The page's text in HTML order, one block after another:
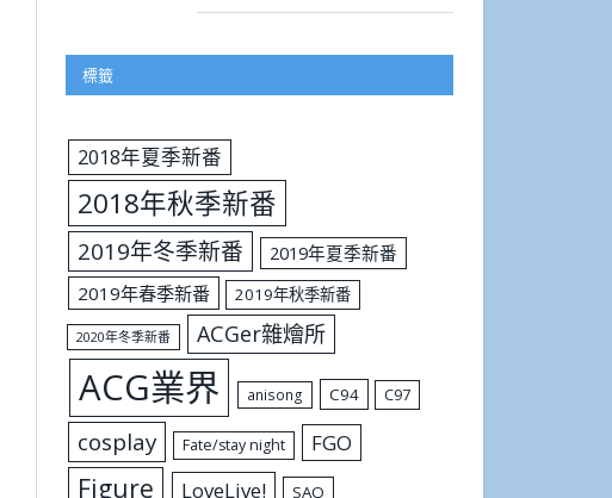
標籤
2018年夏季新番
2018年秋季新番
2019年冬季新番
2019年夏季新番
2019年春季新番
2019年秋季新番
2020年冬季新番 ACGer雜燴所
ACG業界 anisong C94 C97
cosplay Fate/stay night FGO
Figure LoveLive! SAO